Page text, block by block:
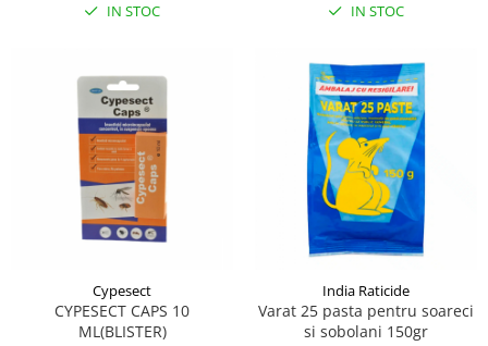
IN STOC IN STOC
Cypesect
CYPESECT CAPS 10
ML(BLISTER)
India Raticide
Varat 25 pasta pentru soareci
si sobolani 150gr